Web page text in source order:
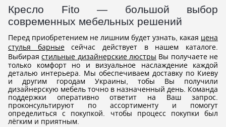
Кресло Fito — большой выбор
современных мебельных решений
Перед приобретением не лишним будет узнать, какая цена
стулья барныесейчас действует в нашем каталоге.
Выбираястильные дизайнерские люстры Вы получаете не
только комфорт но и визуальное наслаждение каждой
деталью интерьера. Мы обеспечиваем доставку по Киеву
и другим городам Украины, тобы Вы получили
дизайнерскую мебель точно в назначенный день. Команда
поддержки оперативно ответит на Ваш запрос.
проконсультируют по ассортименту и помогут
определиться с покупкой. чтобы процесс покупки был
лёгким и приятным.